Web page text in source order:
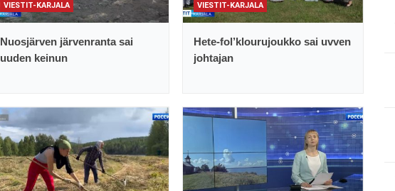
VIESTIT-KARJALA
Nuosjärven järvenranta sai
uuden keinun
VIESTIT-KARJALA
Hete-fol’klourujoukko sai uvven
johtajan